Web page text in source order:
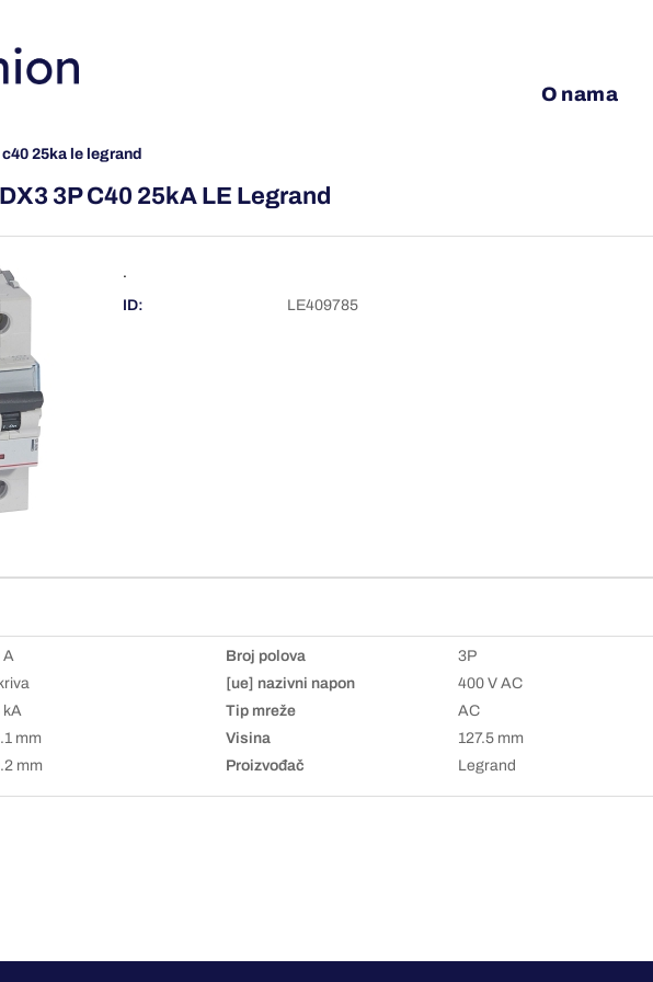
O nama
25ka le legrand
3P C40 25kA LE Legrand
.
ID:
LE409785
A Broj polova
3P
[ue] nazivni napon
400 V AC
kA Tip mreže
AC
mm Visina
127.5 mm
mm Proizvođač Legrand